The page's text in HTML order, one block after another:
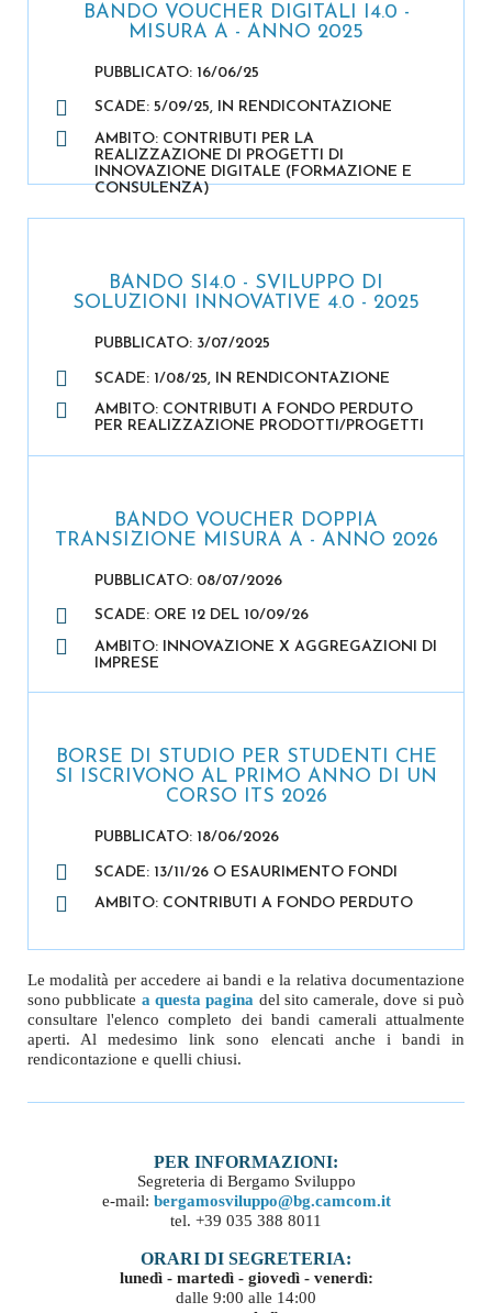
BANDO VOUCHER DIGITALI I4.0 -
MISURA A - ANNO 2025
PUBBLICATO: 16/06/25
SCADE: 5/09/25, IN RENDICONTAZIONE
AMBITO: CONTRIBUTI PER LA
REALIZZAZIONE DI PROGETTI DI
INNOVAZIONE DIGITALE (FORMAZIONE E
CONSULENZA)
BANDO SI4.0 - SVILUPPO DI
SOLUZIONI INNOVATIVE 4.0 - 2025
PUBBLICATO: 3/07/2025
SCADE: 1/08/25, IN RENDICONTAZIONE
AMBITO: CONTRIBUTI A FONDO PERDUTO
PER REALIZZAZIONE PRODOTTI/PROGETTI
BANDO VOUCHER DOPPIA
TRANSIZIONE MISURA A - ANNO 2026
PUBBLICATO: 08/07/2026
SCADE: ORE 12 DEL 10/09/26
AMBITO: INNOVAZIONE X AGGREGAZIONI DI
IMPRESE
BORSE DI STUDIO PER STUDENTI CHE
SI ISCRIVONO AL PRIMO ANNO DI UN
CORSO ITS 2026
PUBBLICATO: 18/06/2026
SCADE: 13/11/26 O ESAURIMENTO FONDI
AMBITO: CONTRIBUTI A FONDO PERDUTO
Le modalità per accedere ai bandi e la relativa documentazione
sono pubblicate a questa pagina del sito camerale, dove si può
consultare l'elenco completo dei bandi camerali attualmente
aperti. Al medesimo link sono elencati anche i bandi in
rendicontazione e quelli chiusi.
PER INFORMAZIONI:
Segreteria di Bergamo Sviluppo
e-mail: bergamosviluppo@bg.camcom.it
tel. +39 035 388 8011
ORARI DI SEGRETERIA:
lunedì - martedì - giovedì - venerdì:
dalle 9:00 alle 14:00